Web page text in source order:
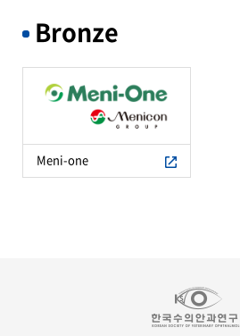
Bronze
Meni-one